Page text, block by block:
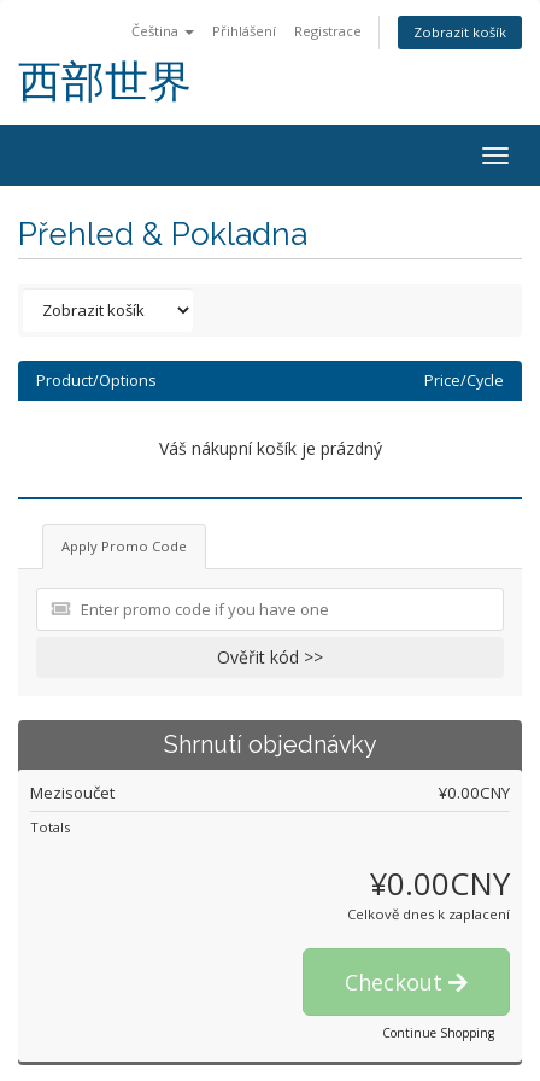
Čeština Přihlášení Registrace Zobrazit košík
西部世界
Přehled & Pokladna
Product/Options Price/Cycle
Váš nákupní košík je prázdný
Apply Promo Code
Ověřit kód >>
Shrnutí objednávky
Mezisoučet ¥0.00CNY
Totals
¥0.00CNY
Celkově dnes k zaplacení
Checkout
Continue Shopping